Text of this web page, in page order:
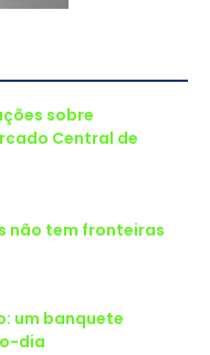
sobre
Central de
não tem fronteiras
um banquete
dia